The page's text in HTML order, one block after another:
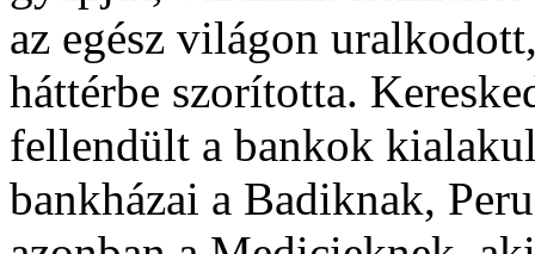
az egész világon
háttérbe szorította.
fellendült a bankok
bankházai a Badiknak,